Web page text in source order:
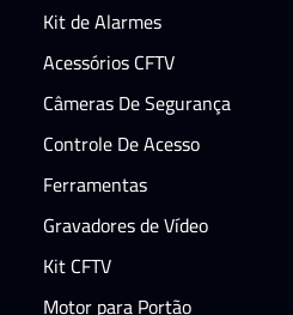
Kit de Alarmes
Acessórios CFTV
Câmeras De Segurança
Controle De Acesso
Ferramentas
Gravadores de Vídeo
Kit CFTV
Motor para Portão